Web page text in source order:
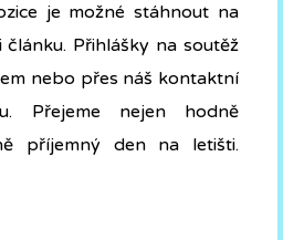
je možné stáhnout na
Přihlášky na soutěž
nebo přes náš kontaktní
Přejeme nejen hodně
příjemný den na letišti.